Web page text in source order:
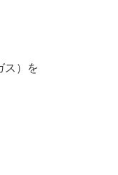
ス）を